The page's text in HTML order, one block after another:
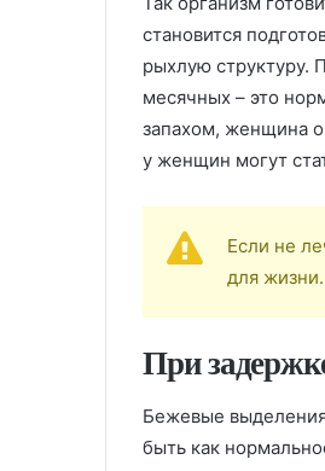
становится
рыхлую структуру.
месячных – это
запахом, женщина
у женщин могут
Если не
для жизни.
При
Бежевые
быть как